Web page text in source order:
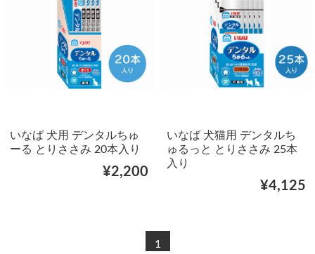
いなば 犬用 デンタルちゅ
ーる とりささみ 20本入り
¥2,200
いなば 犬猫用 デンタルち
ゅるっと とりささみ 25本
入り
¥4,125
1